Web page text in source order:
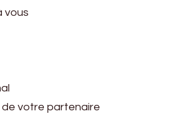
vous
de votre partenaire